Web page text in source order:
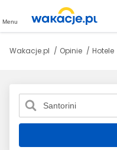
Menu
Wakacje.pl Opinie Hotele